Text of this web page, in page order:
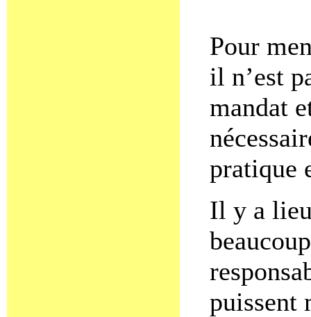
Pour
il n’est
mandat
pratique
Il y a
puissent